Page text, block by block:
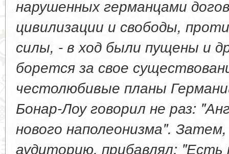
нарушенных германцами
цивилизации и свободы,
силы, - в ход были пущены и
борется за свое
честолюбивые планы
Бонар-Лоу говорил не раз:
нового наполеонизма".
аудиторию, прибавлял: "Есть